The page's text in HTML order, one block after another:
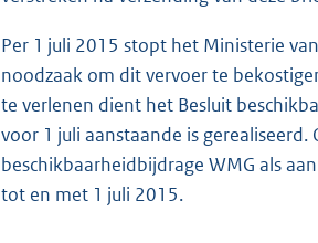
Per 1 juli 2015 stopt het Ministerie
noodzaak om dit vervoer te
te verlenen dient het Besluit
voor 1 juli aanstaande is
beschikbaarheidbijdrage WMG als
tot en met 1 juli 2015.